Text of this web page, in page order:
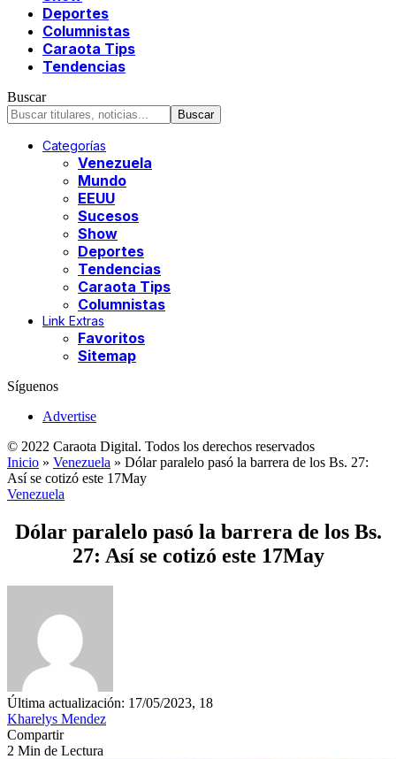
Deportes
Columnistas
Caraota Tips
Tendencias
Buscar
Categorías
Venezuela
Mundo
EEUU
Sucesos
Show
Deportes
Tendencias
Caraota Tips
Columnistas
Link Extras
Favoritos
Sitemap
Síguenos
Advertise
© 2022 Caraota Digital. Todos los derechos reservados
Inicio » Venezuela » Dólar paralelo pasó la barrera de los Bs. 27:
Así se cotizó este 17May
Venezuela
Dólar paralelo pasó la barrera de los Bs.
27: Así se cotizó este 17May
Última actualización: 17/05/2023, 18
Kharelys Mendez
Compartir
2 Min de Lectura